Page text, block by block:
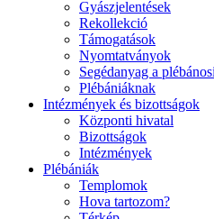
Gyászjelentések
Rekollekció
Támogatások
Nyomtatványok
Segédanyag a
Plébániáknak
Intézmények és bizottságok
Központi hivatal
Bizottságok
Intézmények
Plébániák
Templomok
Hova tartozom?